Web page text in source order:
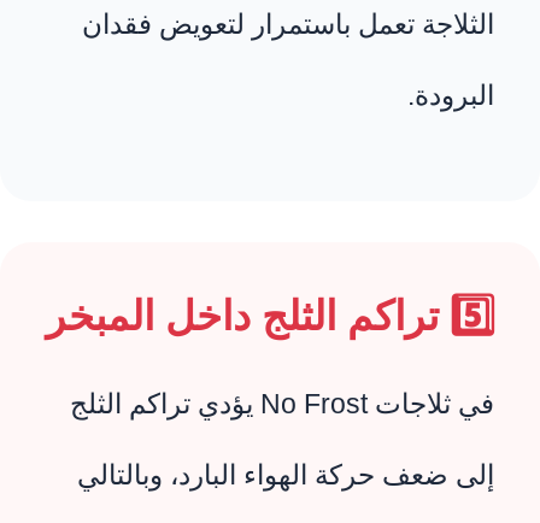
الثلاجة تعمل باستمرار لتعويض فقدان
البرودة.
5️⃣ تراكم الثلج داخل المبخر
في ثلاجات No Frost يؤدي تراكم الثلج
إلى ضعف حركة الهواء البارد، وبالتالي